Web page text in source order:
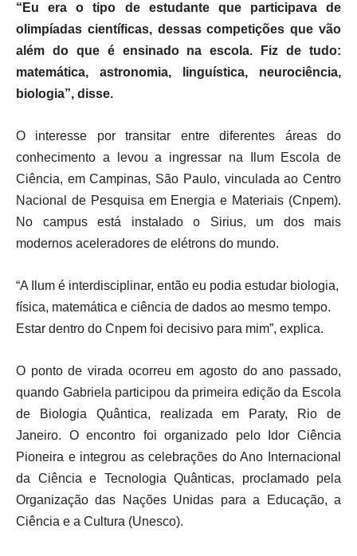
“Eu era o tipo de estudante que participava de
olimpíadas científicas, dessas competições que vão
além do que é ensinado na escola. Fiz de tudo:
matemática, astronomia, linguística, neurociência,
biologia”, disse.
O interesse por transitar entre diferentes áreas do
conhecimento a levou a ingressar na Ilum Escola de
Ciência, em Campinas, São Paulo, vinculada ao Centro
Nacional de Pesquisa em Energia e Materiais (Cnpem).
No campus está instalado o Sirius, um dos mais
modernos aceleradores de elétrons do mundo.
“A Ilum é interdisciplinar, então eu podia estudar biologia,
física, matemática e ciência de dados ao mesmo tempo.
Estar dentro do Cnpem foi decisivo para mim”, explica.
O ponto de virada ocorreu em agosto do ano passado,
quando Gabriela participou da primeira edição da Escola
de Biologia Quântica, realizada em Paraty, Rio de
Janeiro. O encontro foi organizado pelo Idor Ciência
Pioneira e integrou as celebrações do Ano Internacional
da Ciência e Tecnologia Quânticas, proclamado pela
Organização das Nações Unidas para a Educação, a
Ciência e a Cultura (Unesco).